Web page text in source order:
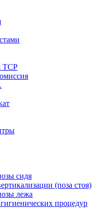
ТСР
сидя
(поза стоя)
лежа
процедур